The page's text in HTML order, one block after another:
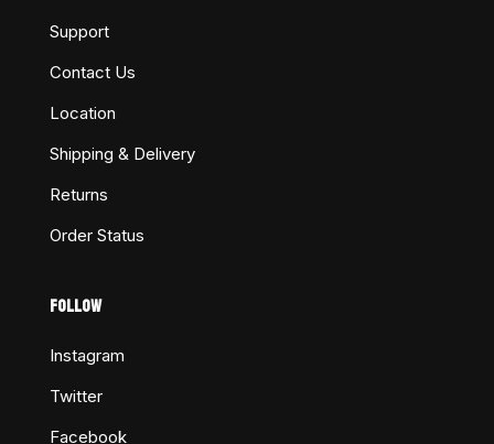
Support
Contact Us
Location
Shipping & Delivery
Returns
Order Status
FOLLOW
Instagram
Twitter
Facebook